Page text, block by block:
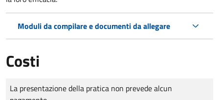
Moduli da compilare e documenti da allegare
Costi
Tipo di pagamento
Importo
La presentazione della pratica non prevede alcun